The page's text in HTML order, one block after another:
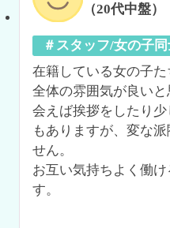
（20代中盤）
＃スタッフ/女の子
在籍している女の子
全体の雰囲気が良いと
会えば挨拶をしたり
もありますが、変な
せん。
お互い気持ちよく働
す。